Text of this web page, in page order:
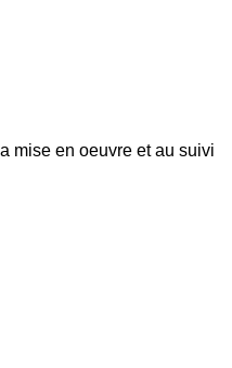
mise en oeuvre et au suivi